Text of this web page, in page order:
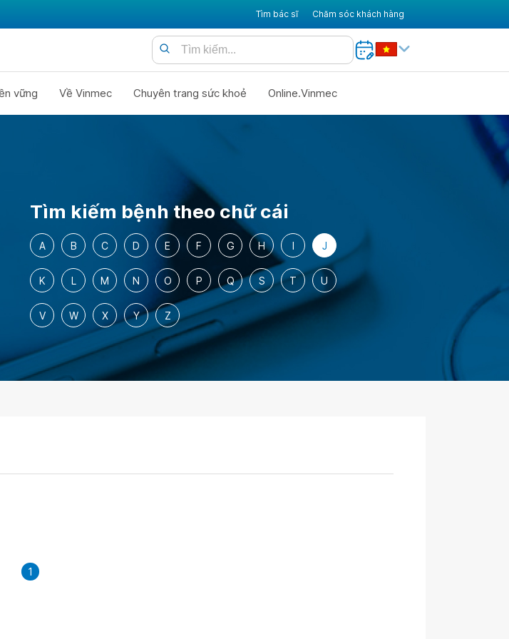
Tìm bác sĩ Chăm sóc khách hàng
vững Về Vinmec Chuyên trang sức khoẻ Online.Vinmec
Tìm kiếm bệnh theo chữ cái
A B C D E F G H I J
K L M N O P Q S T U
V W X Y Z
1